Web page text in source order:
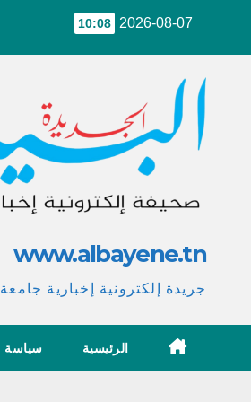
2026-08-07
10:08
www.albayene.tn
جريدة إلكترونية إخبارية جامعة
الرئيسية سياسة